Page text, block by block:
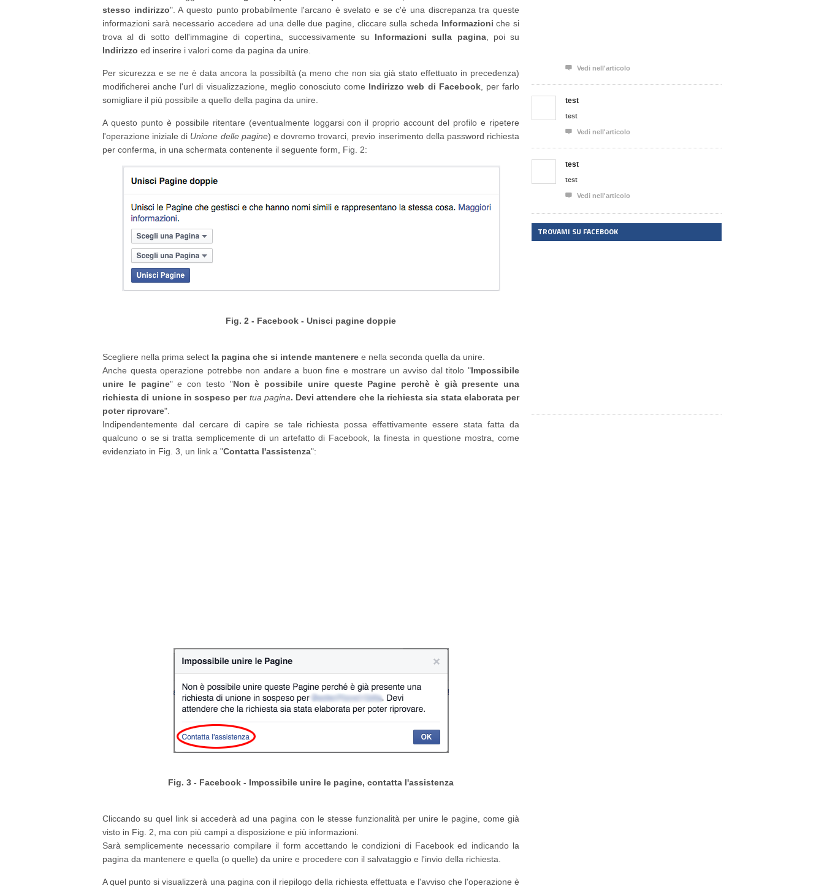
stesso indirizzo". A questo punto probabilmente l'arcano è svelato e se c'è una discrepanza tra queste
informazioni sarà necessario accedere ad una delle due pagine, cliccare sulla scheda Informazioni che si
trova al di sotto dell'immagine di copertina, successivamente su Informazioni sulla pagina, poi su
Indirizzo ed inserire i valori come da pagina da unire.
Per sicurezza e se ne è data ancora la possibiltà (a meno che non sia già stato effettuato in precedenza)
modificherei anche l'url di visualizzazione, meglio conosciuto come Indirizzo web di Facebook, per farlo
somigliare il più possibile a quello della pagina da unire.
A questo punto è possibile ritentare (eventualmente loggarsi con il proprio account del profilo e ripetere
l'operazione iniziale di Unione delle pagine) e dovremo trovarci, previo inserimento della password richiesta
per conferma, in una schermata contenente il seguente form, Fig. 2:
Fig. 2 - Facebook - Unisci pagine doppie
Scegliere nella prima select la pagina che si intende mantenere e nella seconda quella da unire.
Anche questa operazione potrebbe non andare a buon fine e mostrare un avviso dal titolo "Impossibile
unire le pagine" e con testo "Non è possibile unire queste Pagine perchè è già presente una
richiesta di unione in sospeso per tua pagina. Devi attendere che la richiesta sia stata elaborata per
poter riprovare".
Indipendentemente dal cercare di capire se tale richiesta possa effettivamente essere stata fatta da
qualcuno o se si tratta semplicemente di un artefatto di Facebook, la finesta in questione mostra, come
evidenziato in Fig. 3, un link a "Contatta l'assistenza":
Fig. 3 - Facebook - Impossibile unire le pagine, contatta l'assistenza
Cliccando su quel link si accederà ad una pagina con le stesse funzionalità per unire le pagine, come già
visto in Fig. 2, ma con più campi a disposizione e più informazioni.
Sarà semplicemente necessario compilare il form accettando le condizioni di Facebook ed indicando la
pagina da mantenere e quella (o quelle) da unire e procedere con il salvataggio e l'invio della richiesta.
A quel punto si visualizzerà una pagina con il riepilogo della richiesta effettuata e l'avviso che l'operazione è
 Vedi nell'articolo
test
test
 Vedi nell'articolo
test
test
 Vedi nell'articolo
TROVAMI SU FACEBOOK